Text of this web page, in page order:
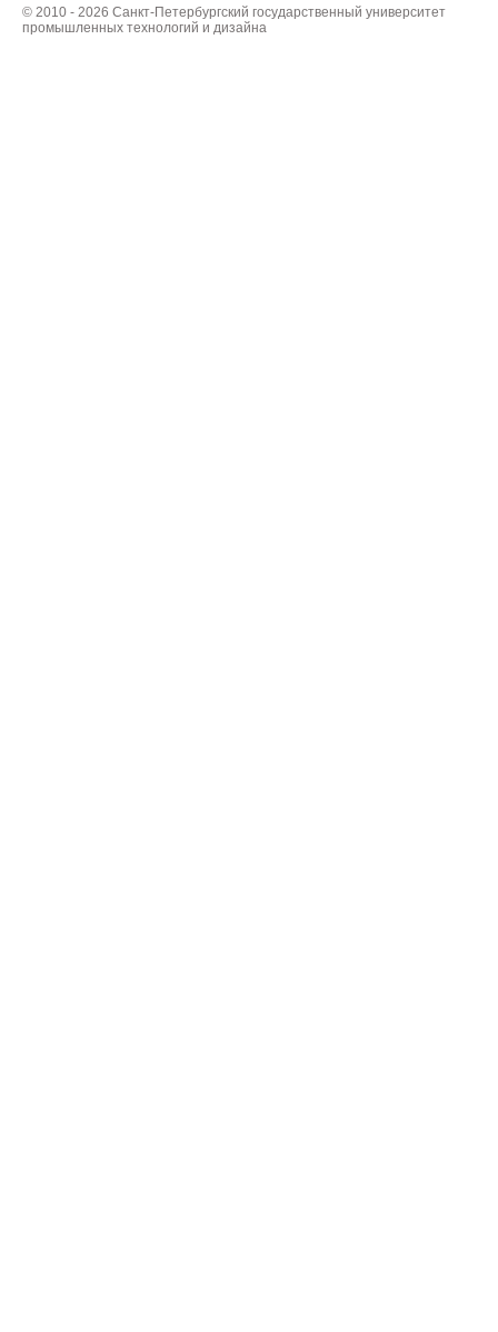
© 2010 - 2026 Санкт-Петербургский государственный университет
промышленных технологий и дизайна